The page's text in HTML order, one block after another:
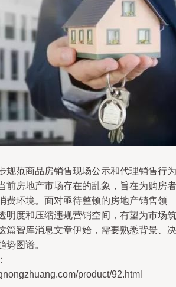
规范商品房销售现场公示和代理销售行为
前房地产市场存在的乱象，旨在为购房者
费环境。面对亟待整顿的房地产销售领
明度和压缩违规营销空间，有望为市场筑
篇智库消息文章伊始，需要熟悉背景、决
势图谱。
product/92.html